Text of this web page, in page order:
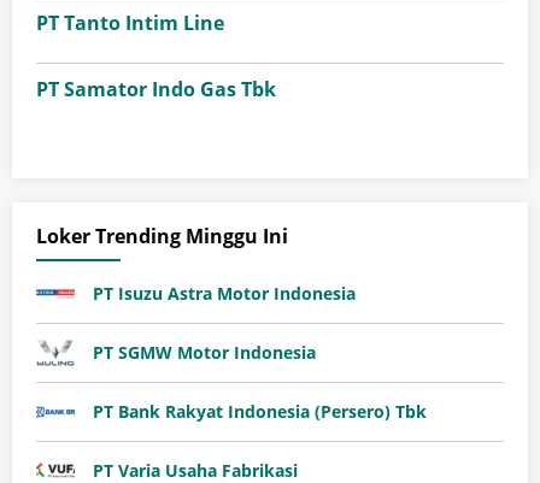
PT Tanto Intim Line
PT Samator Indo Gas Tbk
Loker Trending Minggu Ini
PT Isuzu Astra Motor Indonesia
PT SGMW Motor Indonesia
PT Bank Rakyat Indonesia (Persero) Tbk
PT Varia Usaha Fabrikasi